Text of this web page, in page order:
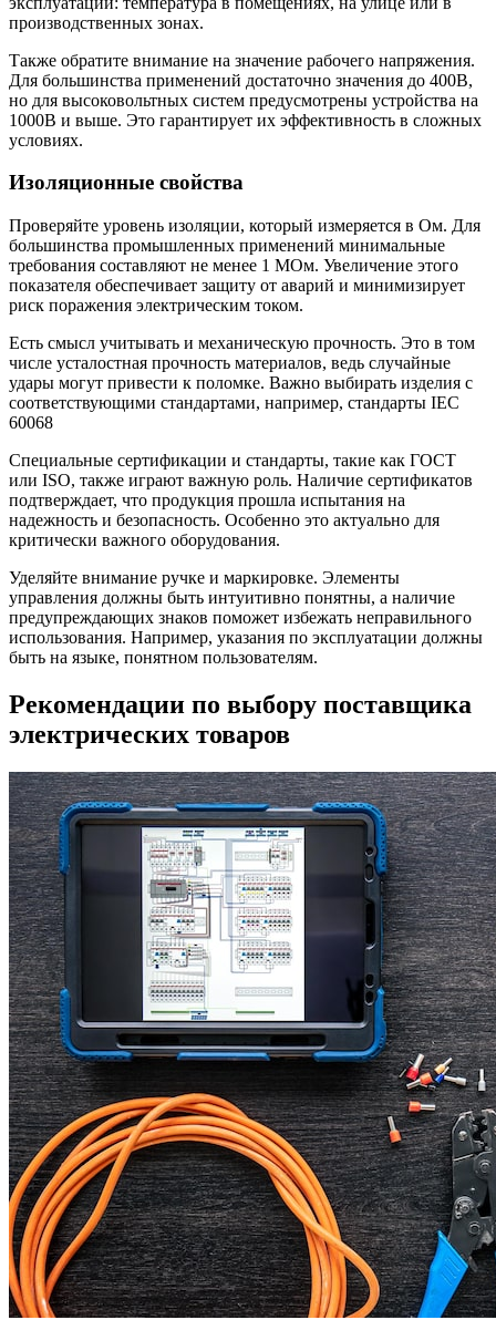
производственных зонах.
Также обратите внимание на значение рабочего напряжения.
Для большинства применений достаточно значения до 400В,
но для высоковольтных систем предусмотрены устройства на
1000В и выше. Это гарантирует их эффективность в сложных
условиях.
Изоляционные свойства
Проверяйте уровень изоляции, который измеряется в Ом. Для
большинства промышленных применений минимальные
требования составляют не менее 1 МОм. Увеличение этого
показателя обеспечивает защиту от аварий и минимизирует
риск поражения электрическим током.
Есть смысл учитывать и механическую прочность. Это в том
числе усталостная прочность материалов, ведь случайные
удары могут привести к поломке. Важно выбирать изделия с
соответствующими стандартами, например, стандарты IEC
60068
Специальные сертификации и стандарты, такие как ГОСТ
или ISO, также играют важную роль. Наличие сертификатов
подтверждает, что продукция прошла испытания на
надежность и безопасность. Особенно это актуально для
критически важного оборудования.
Уделяйте внимание ручке и маркировке. Элементы
управления должны быть интуитивно понятны, а наличие
предупреждающих знаков поможет избежать неправильного
использования. Например, указания по эксплуатации должны
быть на языке, понятном пользователям.
Рекомендации по выбору поставщика
электрических товаров